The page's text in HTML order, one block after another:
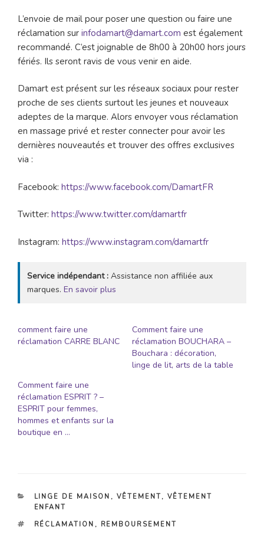
L’envoie de mail pour poser une question ou faire une
réclamation sur infodamart@damart.com est également
recommandé. C’est joignable de 8h00 à 20h00 hors jours
fériés. Ils seront ravis de vous venir en aide.
Damart est présent sur les réseaux sociaux pour rester
proche de ses clients surtout les jeunes et nouveaux
adeptes de la marque. Alors envoyer vous réclamation
en massage privé et rester connecter pour avoir les
dernières nouveautés et trouver des offres exclusives
via :
Facebook: https://www.facebook.com/DamartFR
Twitter: https://www.twitter.com/damartfr
Instagram: https://www.instagram.com/damartfr
Service indépendant : Assistance non affiliée aux
marques. En savoir plus
comment faire une
réclamation CARRE BLANC
Comment faire une
réclamation BOUCHARA –
Bouchara : décoration,
linge de lit, arts de la table
Comment faire une
réclamation ESPRIT ? –
ESPRIT pour femmes,
hommes et enfants sur la
boutique en …
CATÉGORIES
LINGE DE MAISON , VÊTEMENT, VÊTEMENT
ENFANT
ÉTIQUETTES
RÉCLAMATION , REMBOURSEMENT